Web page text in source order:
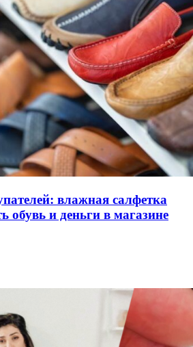
влажная салфетка
обувь и деньги в магазине